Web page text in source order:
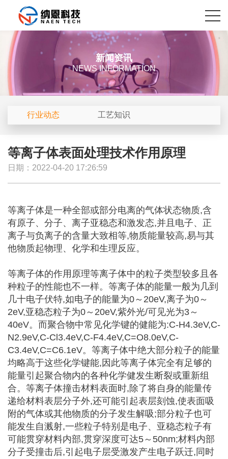
新闻资讯
NEWS INFORMATION
行业动态 工艺知识
等离子体表面处理技术作用原理
日期：2022-04-20 17:26:59
等离子体是一种全部或部分电离的气体状态物质,含
有原子、分子、离子亚稳态和激发态,并且电子、正
离子与负离子的含量大致相等,物质能量较高,易与其
他物质起物理、化学和生理反应。
等离子体的作用原理等离子体中的粒子类型较多且各
种粒子的性能也不一样。等离子体的能量一般为几到
几十电子伏特,如电子的能量为0～20eV,离子为0～
2eV,亚稳态粒子为0～20eV,紫外光/可见光为3～
40eV。而聚合物中常见化学键的健能为:C-H4.3eV,C-
N2.9eV,C-Cl3.4eV,C-F4.4eV,C=O8.0eV,C-
C3.4eV,C=C6.1eV。等离子体中绝大部分粒子的能量
均略高于这些化学键能,因此等离子体完全有足够的
能量引起聚合物内的各种化学健发生断裂或重新组
合。等离子体撞击材料表面时,除了将自身的能量传
递给材料表层分子外,还可能引起表层刻蚀,使表面吸
附的气体或其他物质的分子发生解吸;部分粒子也可
能发生自溅射,一些粒子特别是电子、亚稳态粒子有
可能贯穿材料内部,贯穿深度可达5～50nm;材料内部
分子受撞击后,引起电子层受激发产生电子跃迁,同时